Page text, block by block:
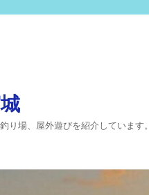
り場、屋外遊びを紹介しています。